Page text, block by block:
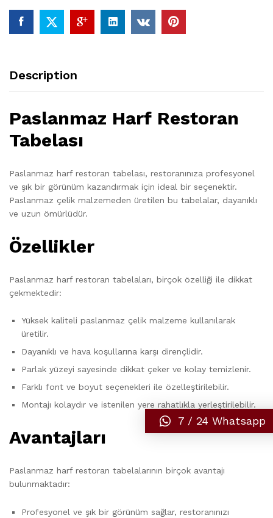
Description
Paslanmaz Harf Restoran
Tabelası
Paslanmaz harf restoran tabelası, restoranınıza profesyonel
ve şık bir görünüm kazandırmak için ideal bir seçenektir.
Paslanmaz çelik malzemeden üretilen bu tabelalar, dayanıklı
ve uzun ömürlüdür.
Özellikler
Paslanmaz harf restoran tabelaları, birçok özelliği ile dikkat
çekmektedir:
Yüksek kaliteli paslanmaz çelik malzeme kullanılarak
üretilir.
Dayanıklı ve hava koşullarına karşı dirençlidir.
Parlak yüzeyi sayesinde dikkat çeker ve kolay temizlenir.
Farklı font ve boyut seçenekleri ile özelleştirilebilir.
Montajı kolaydır ve istenilen yere rahatlıkla yerleştirilebilir.
Avantajları
Paslanmaz harf restoran tabelalarının birçok avantajı
bulunmaktadır:
Profesyonel ve şık bir görünüm sağlar, restoranınızı
7 / 24 Whatsapp